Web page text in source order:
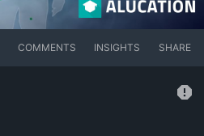
COMMENTS INSIGHTS SHARE